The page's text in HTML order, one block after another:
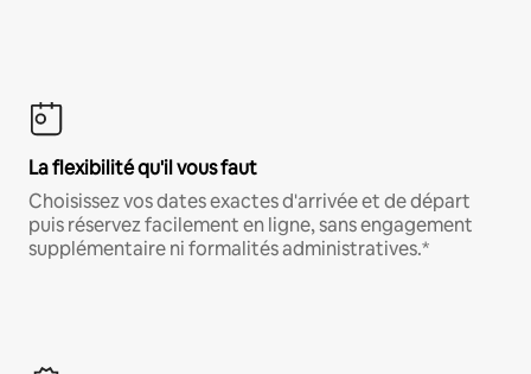
La flexibilité qu'il vous faut
Choisissez vos dates exactes d'arrivée et de départ
puis réservez facilement en ligne, sans engagement
supplémentaire ni formalités administratives.*